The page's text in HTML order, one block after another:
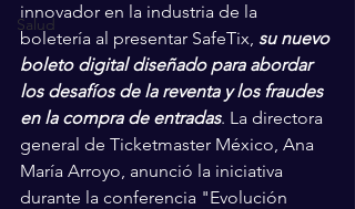
Salud
innovador en la industria de la
boletería al presentar SafeTix, su nuevo
boleto digital diseñado para abordar
los desafíos de la reventa y los fraudes
en la compra de entradas. La directora
general de Ticketmaster México, Ana
María Arroyo, anunció la iniciativa
durante la conferencia "Evolución